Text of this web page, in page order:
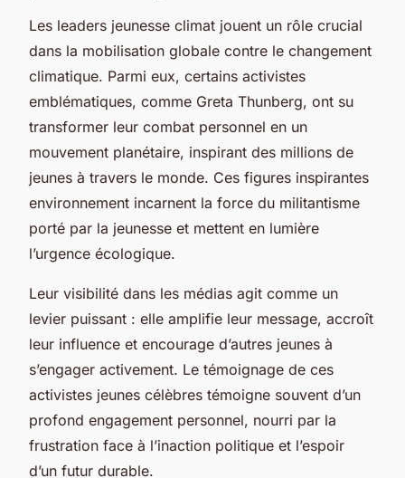
Les leaders jeunesse climat jouent un rôle crucial
dans la mobilisation globale contre le changement
climatique. Parmi eux, certains activistes
emblématiques, comme Greta Thunberg, ont su
transformer leur combat personnel en un
mouvement planétaire, inspirant des millions de
jeunes à travers le monde. Ces figures inspirantes
environnement incarnent la force du militantisme
porté par la jeunesse et mettent en lumière
l’urgence écologique.
Leur visibilité dans les médias agit comme un
levier puissant : elle amplifie leur message, accroît
leur influence et encourage d’autres jeunes à
s’engager activement. Le témoignage de ces
activistes jeunes célèbres témoigne souvent d’un
profond engagement personnel, nourri par la
frustration face à l’inaction politique et l’espoir
d’un futur durable.